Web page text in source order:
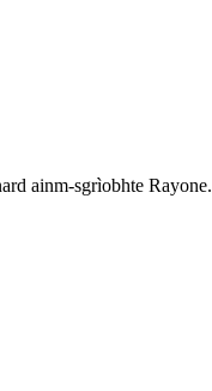
ainm-sgrìobhte Rayone.